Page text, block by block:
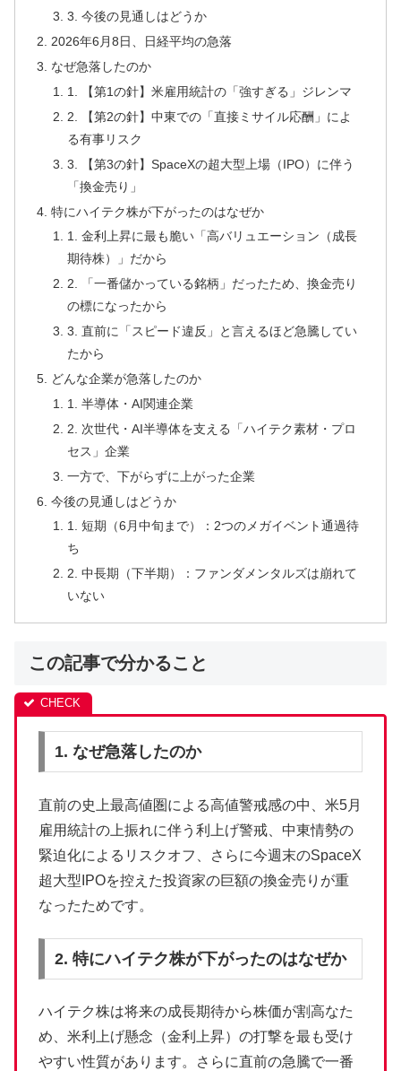
3. 今後の見通しはどうか
2026年6月8日、日経平均の急落
なぜ急落したのか
1. 【第1の針】米雇用統計の「強すぎる」ジレンマ
2. 【第2の針】中東での「直接ミサイル応酬」によ
る有事リスク
3. 【第3の針】SpaceXの超大型上場（IPO）に伴う
「換金売り」
特にハイテク株が下がったのはなぜか
1. 金利上昇に最も脆い「高バリュエーション（成長
期待株）」だから
2. 「一番儲かっている銘柄」だったため、換金売り
の標になったから
3. 直前に「スピード違反」と言えるほど急騰してい
たから
どんな企業が急落したのか
1. 半導体・AI関連企業
2. 次世代・AI半導体を支える「ハイテク素材・プロ
セス」企業
一方で、下がらずに上がった企業
今後の見通しはどうか
1. 短期（6月中旬まで）：2つのメガイベント通過待
ち
2. 中長期（下半期）：ファンダメンタルズは崩れて
いない
この記事で分かること
1. なぜ急落したのか
直前の史上最高値圏による高値警戒感の中、米5月
雇用統計の上振れに伴う利上げ警戒、中東情勢の
緊迫化によるリスクオフ、さらに今週末のSpaceX
超大型IPOを控えた投資家の巨額の換金売りが重
なったためです。
2. 特にハイテク株が下がったのはなぜか
ハイテク株は将来の成長期待から株価が割高なた
め、米利上げ懸念（金利上昇）の打撃を最も受け
やすい性質があります。さらに直前の急騰で一番